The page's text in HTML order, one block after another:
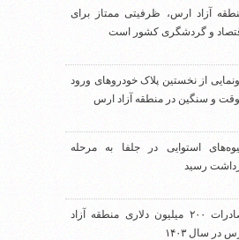
آزاد ارس، ظرفیتی ممتاز برای
و گردشگری کشور است
از نخستین پلاک خودروهای ورود
و سنگین در منطقه آزاد ارس
استوایی در جلفا به مرحله
رسید
صادرات ۲۰۰ میلیون دلاری منطقه آزاد
در سال ۱۴۰۳